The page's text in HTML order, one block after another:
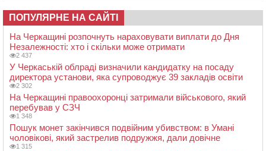
ПОПУЛЯРНЕ НА САЙТІ
На Черкащині розпочнуть нараховувати виплати до Дня
Незалежності: хто і скільки може отримати
2 437
У Черкаській облраді визначили кандидатку на посаду
директора установи, яка супроводжує 39 закладів освіти
2 302
На Черкащині правоохоронці затримали військового, який
перебував у СЗЧ
1 348
Пошук монет закінчився подвійним убивством: в Умані
чоловікові, який застрелив подружжя, дали довічне
1 315